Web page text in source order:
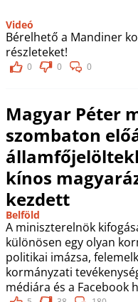
Videó
Bérelhető a Mandiner
részleteket!
0 0 0
Magyar Péter
szombaton
kínos
kezdett
Belföld
A miniszterelnök
különösen egy olyan
politikai imázsa,
kormányzati
médiára és a Facebook